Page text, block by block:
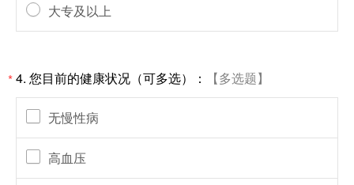
大专及以上
*4. 您目前的健康状况（可多选）： 【多选题】
无慢性病
高血压